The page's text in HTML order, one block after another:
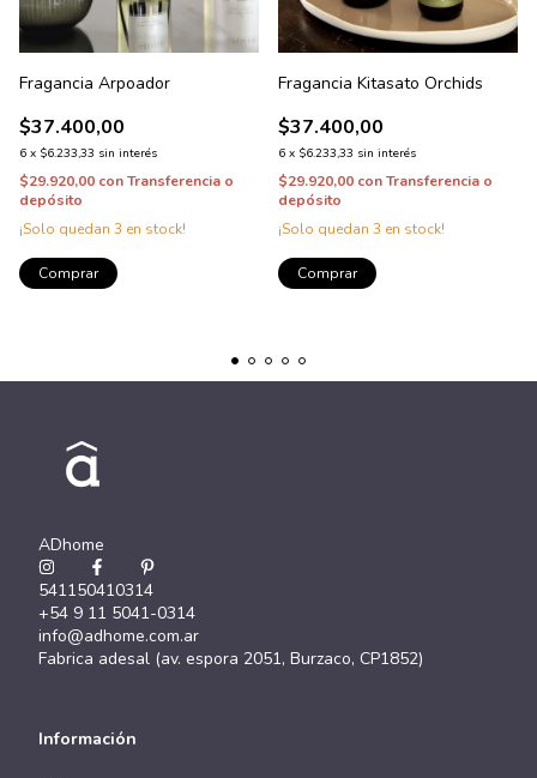
Fragancia Arpoador
$37.400,00
6 x $6.233,33 sin interés
$29.920,00 conTransferencia o
depósito
¡Solo quedan 3 en stock!
Comprar
Fragancia Kitasato Orchids
$37.400,00
6 x $6.233,33 sin interés
$29.920,00 conTransferencia o
depósito
¡Solo quedan 3 en stock!
Comprar
ADhome
541150410314
+54 9 11 5041-0314
info@adhome.com.ar
Fabrica adesal (av. espora 2051, Burzaco, CP1852)
Información